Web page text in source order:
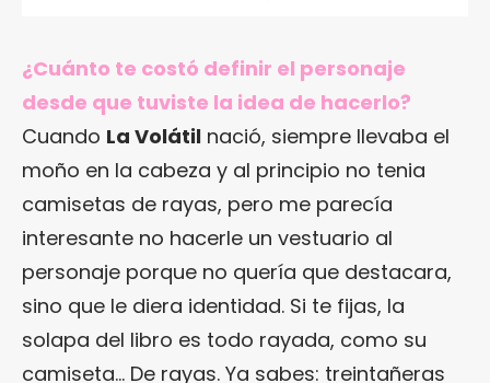
¿Cuánto te costó definir el personaje
desde que tuviste la idea de hacerlo?
Cuando La Volátil nació, siempre llevaba el
moño en la cabeza y al principio no tenia
camisetas de rayas, pero me parecía
interesante no hacerle un vestuario al
personaje porque no quería que destacara,
sino que le diera identidad. Si te fijas, la
solapa del libro es todo rayada, como su
camiseta… De rayas. Ya sabes: treintañeras